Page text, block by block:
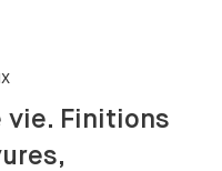
vie. Finitions